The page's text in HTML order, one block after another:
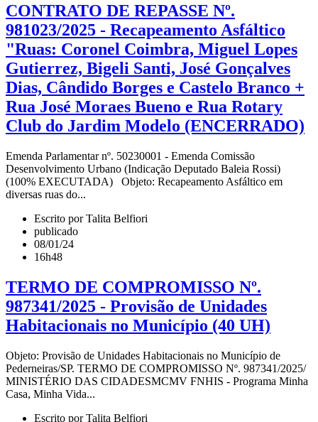
CONTRATO DE REPASSE Nº.
981023/2025 - Recapeamento Asfáltico
"Ruas: Coronel Coimbra, Miguel Lopes
Gutierrez, Bigeli Santi, José Gonçalves
Dias, Cândido Borges e Castelo Branco +
Rua José Moraes Bueno e Rua Rotary
Club do Jardim Modelo (ENCERRADO)
Emenda Parlamentar nº. 50230001 - Emenda Comissão
Desenvolvimento Urbano (Indicação Deputado Baleia Rossi)
(100% EXECUTADA) Objeto: Recapeamento Asfáltico em
diversas ruas do...
Escrito por Talita Belfiori
publicado
08/01/24
16h48
TERMO DE COMPROMISSO Nº.
987341/2025 - Provisão de Unidades
Habitacionais no Município (40 UH)
Objeto: Provisão de Unidades Habitacionais no Município de
Pederneiras/SP. TERMO DE COMPROMISSO Nº. 987341/2025/
MINISTÉRIO DAS CIDADESMCMV FNHIS - Programa Minha
Casa, Minha Vida...
Escrito por Talita Belfiori